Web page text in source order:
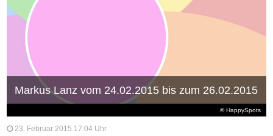
© HappySpots
Markus Lanz vom 24.02.2015 bis zum 26.02.2015
23. Februar 2015 17:04 Uhr